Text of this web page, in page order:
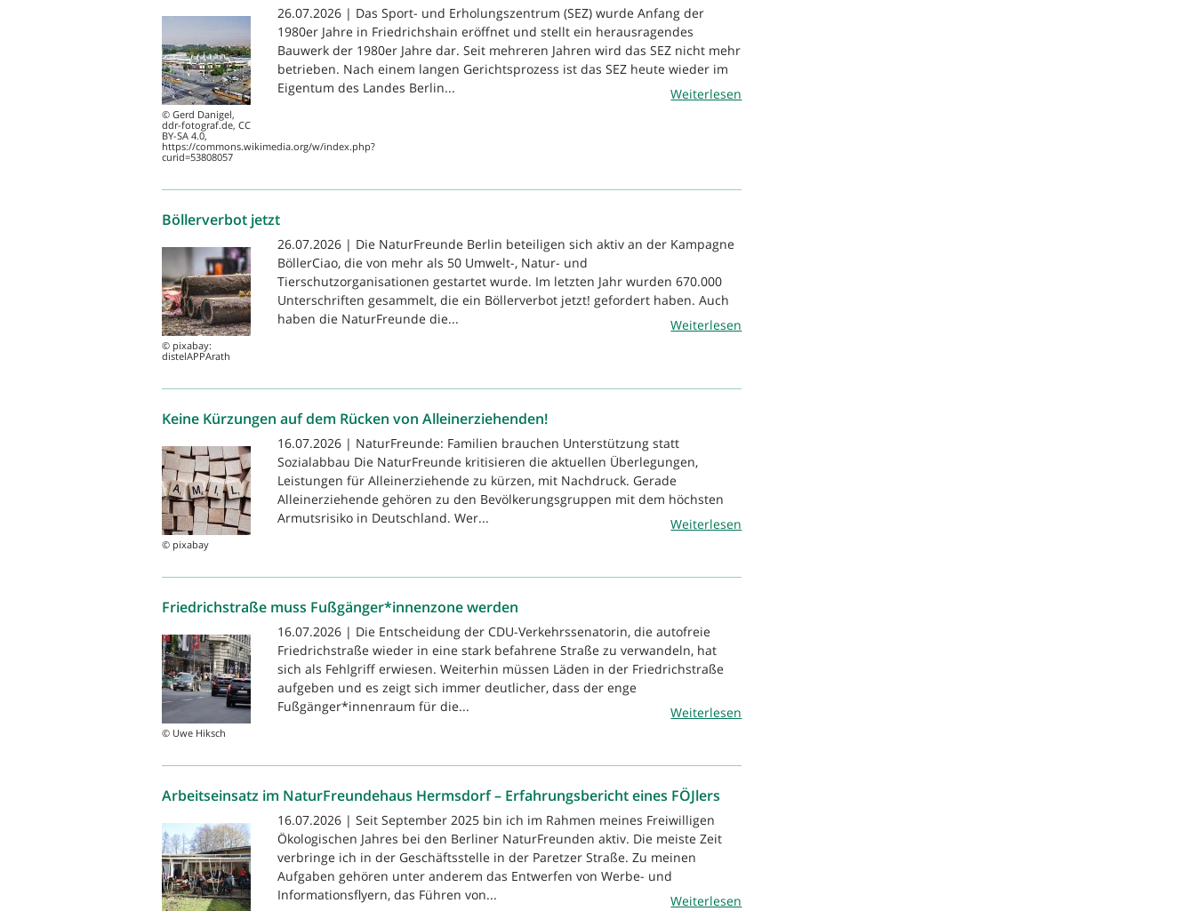
© Gerd Danigel,
ddr-fotograf.de, CC
BY-SA 4.0,
https://commons.wikimedia.org/w/index.php?
curid=53808057
26.07.2026 | Das Sport- und Erholungszentrum (SEZ) wurde Anfang der
1980er Jahre in Friedrichshain eröffnet und stellt ein herausragendes
Bauwerk der 1980er Jahre dar. Seit mehreren Jahren wird das SEZ nicht mehr
betrieben. Nach einem langen Gerichtsprozess ist das SEZ heute wieder im
Eigentum des Landes Berlin...
Weiterlesen
Böllerverbot jetzt
© pixabay:
distelAPPArath
26.07.2026 | Die NaturFreunde Berlin beteiligen sich aktiv an der Kampagne
BöllerCiao, die von mehr als 50 Umwelt-, Natur- und
Tierschutzorganisationen gestartet wurde. Im letzten Jahr wurden 670.000
Unterschriften gesammelt, die ein Böllerverbot jetzt! gefordert haben. Auch
haben die NaturFreunde die...
Weiterlesen
Keine Kürzungen auf dem Rücken von Alleinerziehenden!
© pixabay
16.07.2026 | NaturFreunde: Familien brauchen Unterstützung statt
Sozialabbau Die NaturFreunde kritisieren die aktuellen Überlegungen,
Leistungen für Alleinerziehende zu kürzen, mit Nachdruck. Gerade
Alleinerziehende gehören zu den Bevölkerungsgruppen mit dem höchsten
Armutsrisiko in Deutschland. Wer...
Weiterlesen
Friedrichstraße muss Fußgänger*innenzone werden
© Uwe Hiksch
16.07.2026 | Die Entscheidung der CDU-Verkehrssenatorin, die autofreie
Friedrichstraße wieder in eine stark befahrene Straße zu verwandeln, hat
sich als Fehlgriff erwiesen. Weiterhin müssen Läden in der Friedrichstraße
aufgeben und es zeigt sich immer deutlicher, dass der enge
Fußgänger*innenraum für die...
Weiterlesen
Arbeitseinsatz im NaturFreundehaus Hermsdorf – Erfahrungsbericht eines FÖJlers
16.07.2026 | Seit September 2025 bin ich im Rahmen meines Freiwilligen
Ökologischen Jahres bei den Berliner NaturFreunden aktiv. Die meiste Zeit
verbringe ich in der Geschäftsstelle in der Paretzer Straße. Zu meinen
Aufgaben gehören unter anderem das Entwerfen von Werbe- und
Informationsflyern, das Führen von...
Weiterlesen